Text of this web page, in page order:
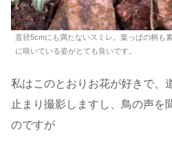
直径5cmにも満たないスミレ。葉っぱの柄も
に咲いている姿がとても良いです。
私はこのとおりお花が好きで、
止まり撮影しますし、鳥の声を
のですが